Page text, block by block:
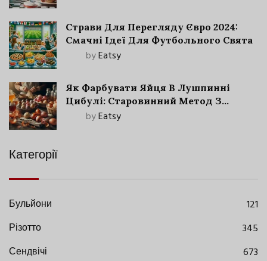
Страви Для Перегляду Євро 2024:
Смачні Ідеї Для Футбольного Свята
byEatsy
Як Фарбувати Яйця В Лушпинні
Цибулі: Старовинний Метод З
Сучасними Нюансами
byEatsy
Категорії
Бульйони
121
Різотто
345
Сендвічі
673